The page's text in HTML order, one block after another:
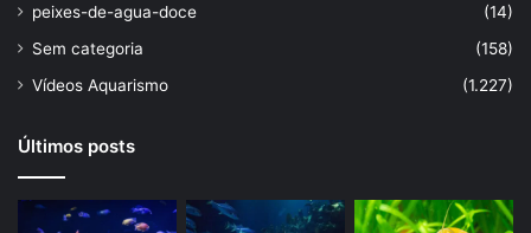
peixes-de-agua-doce
(14)
Sem categoria
(158)
Vídeos Aquarismo
(1.227)
Últimos posts